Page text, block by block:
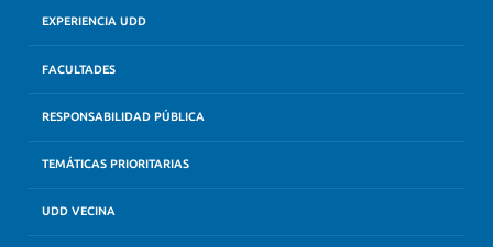
EXPERIENCIA UDD
FACULTADES
RESPONSABILIDAD PÚBLICA
TEMÁTICAS PRIORITARIAS
UDD VECINA